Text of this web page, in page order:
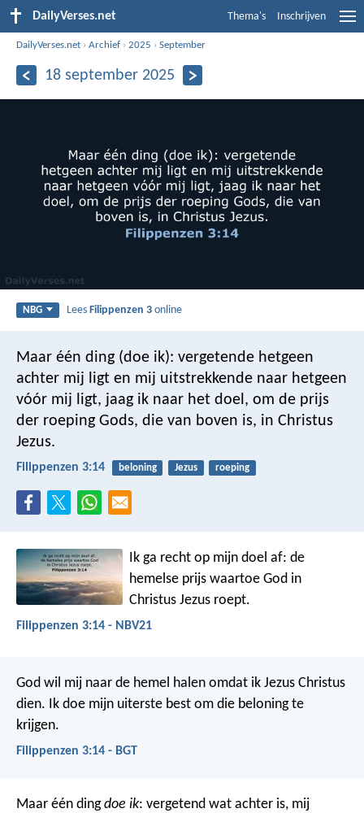
DailyVerses.net Thema's Inschrijven
DailyVerses.net ›Archief ›2025 ›September
18 september 2025
NBG LeesFilippenzen 3 online
Maar één ding (doe ik): vergetende hetgeen
achter mij ligt en mij uitstrekkende naar hetgeen
vóór mij ligt, jaag ik naar het doel, om de prijs
der roeping Gods, die van boven is, in Christus
Jezus.
Filippenzen 3:14 beloning Jezus roeping
Ik ga recht op mijn doel af: de
hemelse prijs waartoe God in
Christus Jezus roept.
Filippenzen 3:14 - NBV21
God wil mij naar de hemel halen omdat ik Jezus Christus
dien. Ik doe mijn uiterste best om die beloning te
krijgen.
Filippenzen 3:14 - BGT
Maar één dingdoe ik: vergetend wat achter is, mij